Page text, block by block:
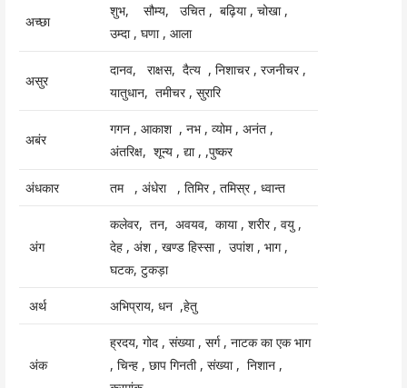
अच्छा
शुभ, सौम्य, उचित , बढ़िया , चोखा ,
उम्दा , घणा , आला
असुर
दानव, राक्षस, दैत्य , निशाचर , रजनीचर ,
यातुधान, तमीचर , सुरारि
अबंर
गगन , आकाश , नभ , व्योम , अनंत ,
अंतरिक्ष, शून्य , द्या , ,पुष्कर
अंधकार तम , अंधेरा , तिमिर , तमिस्र , ध्वान्त
अंग
कलेवर, तन, अवयव, काया , शरीर , वयु ,
देह , अंश , खण्ड हिस्सा , उपांश , भाग ,
घटक, टुकड़ा
अर्थ अभिप्राय, धन ,हेतु
अंक
ह्रदय, गोद , संख्या , सर्ग , नाटक का एक भाग
, चिन्ह , छाप गिनती , संख्या , निशान ,